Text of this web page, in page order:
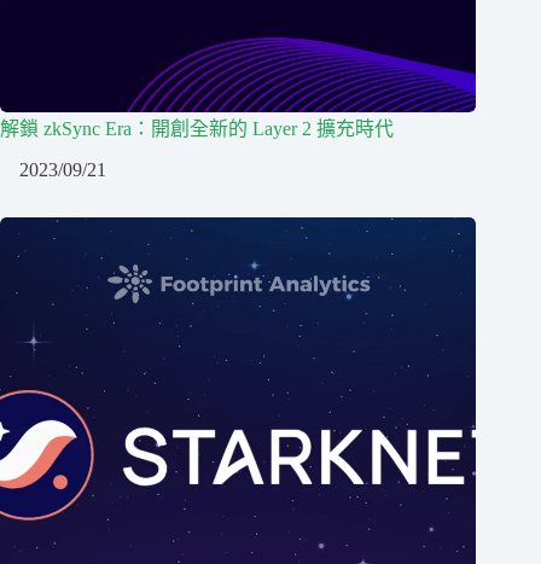
解鎖 zkSync Era：開創全新的 Layer 2 擴充時代
2023/09/21